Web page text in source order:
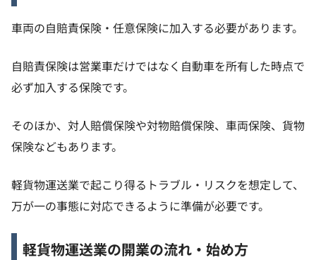
車両の自賠責保険・任意保険に加入する必要があります。
自賠責保険は営業車だけではなく自動車を所有した時点で
必ず加入する保険です。
そのほか、対人賠償保険や対物賠償保険、車両保険、貨物
保険などもあります。
軽貨物運送業で起こり得るトラブル・リスクを想定して、
万が一の事態に対応できるように準備が必要です。
軽貨物運送業の開業の流れ・始め方